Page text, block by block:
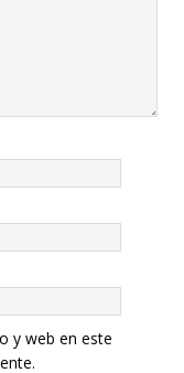
y web en este